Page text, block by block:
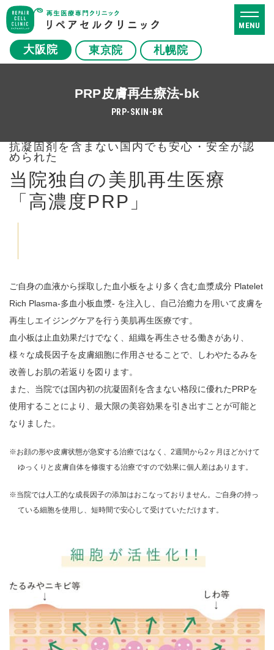
大阪院 東京院 札幌院
MENU
PRP皮膚再生療法-bk
PRP-SKIN-BK
抗凝固剤を含まない国内でも安心・安全が認
められた
当院独自の美肌再生医療
「高濃度PRP」
ご自身の血液から採取した血小板をより多く含む血漿成分 Platelet
Rich Plasma-多血小板血漿- を注入し、自己治癒力を用いて皮膚を
再生しエイジングケアを行う美肌再生医療です。
血小板は止血効果だけでなく、組織を再生させる働きがあり、
様々な成長因子を皮膚細胞に作用させることで、しわやたるみを
改善しお肌の若返りを図ります。
また、当院では国内初の抗凝固剤を含まない格段に優れたPRPを
使用することにより、最大限の美容効果を引き出すことが可能と
なりました。
※お顔の形や皮膚状態が急変する治療ではなく、2週間から2ヶ月ほどかけて
ゆっくりと皮膚自体を修復する治療ですので効果に個人差はあります。
※当院では人工的な成長因子の添加はおこなっておりません。ご自身の持っ
ている細胞を使用し、短時間で安心して受けていただけます。